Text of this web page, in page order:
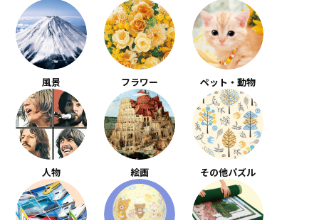
風景 フラワー ペット・動物
人物 絵画 その他パズル